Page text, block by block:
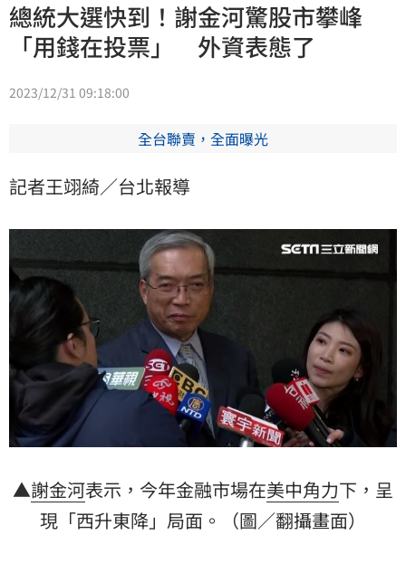
總統大選快到！謝金河驚股市攀峰
「用錢在投票」 外資表態了
2023/12/31 09:18:00
全台聯賣，全面曝光
記者王翊綺／台北報導
▲謝金河表示，今年金融市場在美中角力下，呈
現「西升東降」局面。（圖／翻攝畫面）